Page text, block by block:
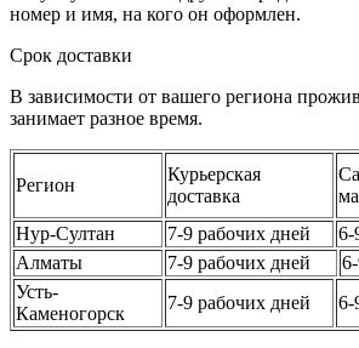
номер и имя, на кого он оформлен.
Срок доставки
В зависимости от вашего региона
занимает разное время.
Регион
Курьерская
доставка
Нур-Султан
7-9 рабочих дней
6-
Алматы
7-9 рабочих дней
Усть-
Каменогорск
7-9 рабочих дней 6-